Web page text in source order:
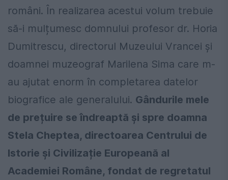
români. În realizarea acestui volum trebuie
să-i mulțumesc domnului profesor dr. Horia
Dumitrescu, directorul Muzeului Vrancei și
doamnei muzeograf Marilena Sima care m-
au ajutat enorm în completarea datelor
biografice ale generalului. Gândurile mele
de prețuire se îndreaptă și spre doamna
Stela Cheptea, directoarea Centrului de
Istorie și Civilizație Europeană al
Academiei Române, fondat de regretatul